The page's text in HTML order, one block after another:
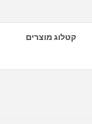
קטלוג מוצרים